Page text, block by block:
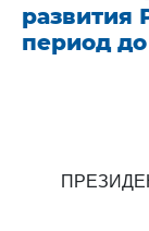
развития
период